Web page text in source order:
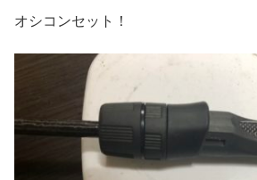
オシコンセット！